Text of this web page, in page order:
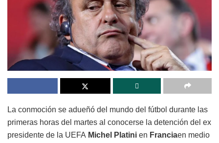
La conmoción se adueñó del mundo del fútbol durante las
primeras horas del martes al conocerse la detención del ex
presidente de la UEFA Michel Platini en Franciaen medio